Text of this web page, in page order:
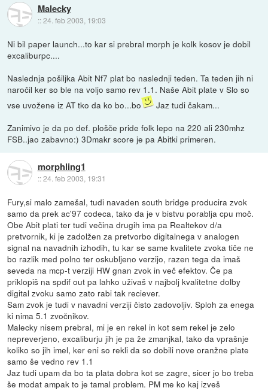
Malecky
::24. feb 2003, 19:03
Ni bil paper launch...to kar si prebral morph je kolk kosov je dobil
excaliburpc....
Naslednja pošiljka Abit Nf7 plat bo naslednji teden. Ta teden jih ni
naročil ker so ble na voljo samo rev 1.1. Naše Abit plate v Slo so
vse uvožene iz AT tko da ko bo...bo
Jaz tudi čakam...
Zanimivo je da po def. plošče pride folk lepo na 220 ali 230mhz
FSB..jao zabavno:) 3Dmakr score je pa Abitki primeren.
morphling1
::24. feb 2003, 19:31
Fury,si malo zamešal, tudi navaden south bridge producira zvok
samo da prek ac'97 codeca, tako da je v bistvu porablja cpu moč.
Obe Abit plati ter tudi večina drugih ima pa Realtekov d/a
pretvornik, ki je zadolžen za pretvorbo digitalnega v analogen
signal na navadnih izhodih, tu kar se same kvalitete zvoka tiče ne
bo razlik med polno ter oskubljeno verzijo, razen tega da imaš
seveda na mcp-t verziji HW gnan zvok in več efektov. Če pa
priklopiš na spdif out pa lahko uživaš v najbolj kvalitetne dolby
digital zvoku samo zato rabi tak reciever.
Sam zvok je tudi v navadni verziji čisto zadovoljiv. Sploh za enega
ki nima 5.1 zvočnikov.
Malecky nisem prebral, mi je en rekel in kot sem rekel je zelo
nepreverjeno, excaliburju jih je pa že zmanjkal, tako da vprašnje
koliko so jih imel, ker eni so rekli da so dobili nove oranžne plate
samo še vedno rev 1.1
Jaz tudi upam da bo ta plata dobra kot se zagre, sicer jo bo treba
še modat ampak to je tamal problem. PM me ko kaj izveš